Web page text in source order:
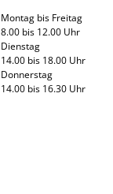
Montag bis Freitag
8.00 bis 12.00 Uhr
Dienstag
14.00 bis 18.00 Uhr
Donnerstag
14.00 bis 16.30 Uhr